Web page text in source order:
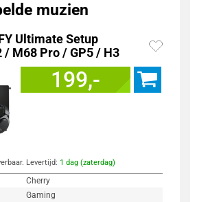
muzien
Ultimate Setup
/ M68 Pro / GP5 / H3
199,-
Levertijd: 1 dag (zaterdag)
Cherry
Gaming